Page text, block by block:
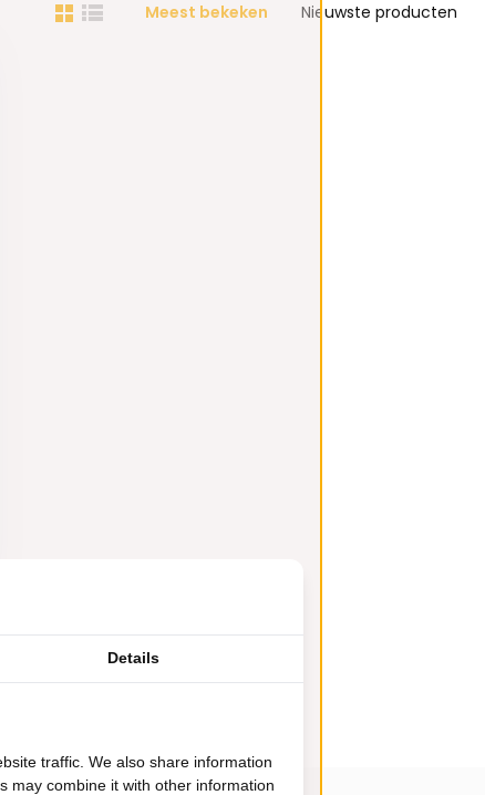
Meest bekeken Nieuwste producten
Details
traffic. We also share information
may combine it with other information